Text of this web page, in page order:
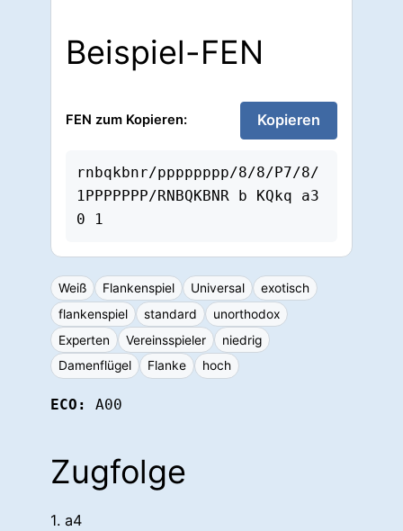
Beispiel-FEN
FEN zum Kopieren: Kopieren
rnbqkbnr/pppppppp/8/8/P7/8/
1PPPPPPP/RNBQKBNR b KQkq a3
0 1
Weiß Flankenspiel Universal
exotisch
flankenspiel
standard
unorthodox
Experten
Vereinsspieler
niedrig
Damenflügel
Flanke hoch
ECO: A00
Zugfolge
1. a4